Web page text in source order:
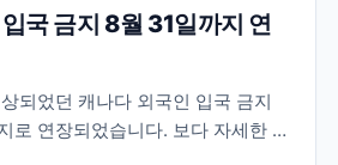
국 금지 8월 31일까지 연
되었던 캐나다 외국인 입국 금지
로 연장되었습니다. 보다 자세한 소